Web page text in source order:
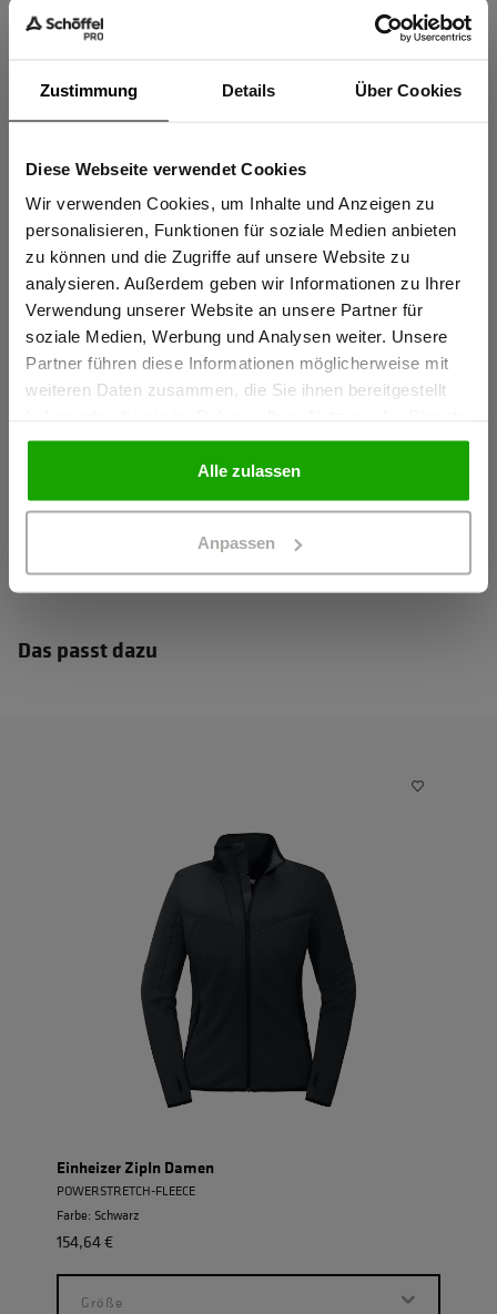
Zustimmung Details Über Cookies
Diese Webseite verwendet Cookies
Wir verwenden Cookies, um Inhalte und Anzeigen zu
personalisieren, Funktionen für soziale Medien anbieten
zu können und die Zugriffe auf unsere Website zu
analysieren. Außerdem geben wir Informationen zu Ihrer
Verwendung unserer Website an unsere Partner für
soziale Medien, Werbung und Analysen weiter. Unsere
Partner führen diese Informationen möglicherweise mit
weiteren Daten zusammen, die Sie ihnen bereitgestellt
gesammelt haben.
Alle zulassen
Anpassen
Das passt dazu
Einheizer ZipIn Damen
POWERSTRETCH-FLEECE
Farbe: Schwarz
154,64 €
Größe
Sind Sie
Gewerbetreibender?
Ich bestätige, dass ich Gewerbetreibender bin. Alle
Preise werden netto ausgewiesen.